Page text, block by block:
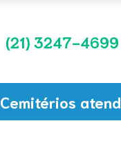
(21) 3247-4699
Cemitérios